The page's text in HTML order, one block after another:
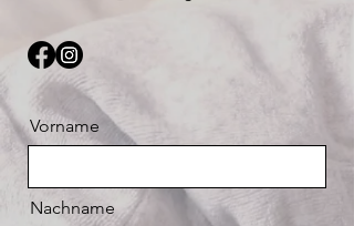
Vorname
Nachname